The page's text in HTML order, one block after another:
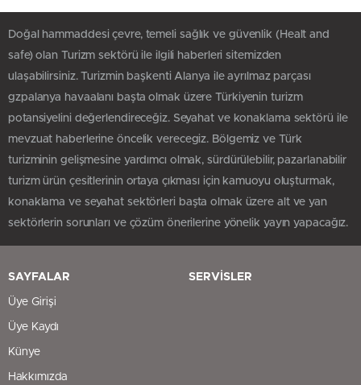
Doğal hammaddesi çevre, temeli sağlık ve güvenlik (Healt and
safe) olan Turizm sektörü ile ilgili haberleri sitemizden
ulaşabilirsiniz. Turizmin başkenti Alanya ile ayrılmaz parçası
gzpalanya havaalanı başta olmak üzere Türkiyenin turizm
potansiyelini değerlendireceğiz. Seyahat ve konaklama sektörü ile
mevzuat haberlerine öncelik verecegiz. Bölgemiz ve Türk
turizminin gelişmesine yardımcı olmak, sürdürülebilir, pazarlanabilir
turizm ürün çesitlerinin ortaya çıkması için kamuoyu oluşturmak,
konaklama ve seyahat sektörleri başta olmak üzere alt ve yan
sektörlerin sorunları ve çözüm önerilerine yönelik yayın yapacağız.
SAYFALAR
Üye Girişi
Üye Kaydı
Künye
Hakkımızda
SERVİSLER